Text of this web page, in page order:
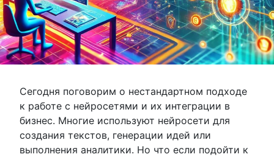
Сегодня поговорим о нестандартном подходе
к работе с нейросетями и их интеграции в
бизнес. Многие используют нейросети для
создания текстов, генерации идей или
выполнения аналитики. Но что если подойти к